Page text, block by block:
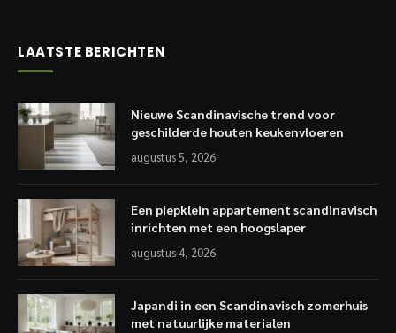
LAATSTE BERICHTEN
Nieuwe Scandinavische trend voor
geschilderde houten keukenvloeren
augustus 5, 2026
Een piepklein appartement scandinavisch
inrichten met een hoogslaper
augustus 4, 2026
Japandi in een Scandinavisch zomerhuis
met natuurlijke materialen